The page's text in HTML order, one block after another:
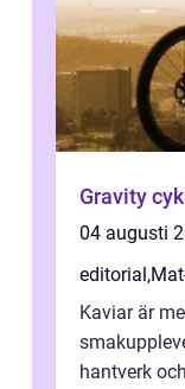
Gravity
04 augusti
editorial ,
Kaviar är
hantverk